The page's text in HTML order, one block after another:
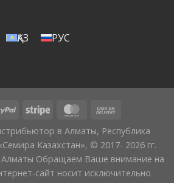
ҚАЗ РУС
в Алматы, Республика
Казахстан», © 2017- 2026 гг.
Алматы Обращаем Ваше внимание на
сайт носит исключительно